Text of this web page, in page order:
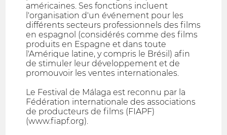
américaines. Ses fonctions incluent
l'organisation d'un événement pour les
différents secteurs professionnels des films
en espagnol (considérés comme des films
produits en Espagne et dans toute
l'Amérique latine, y compris le Brésil) afin
de stimuler leur développement et de
promouvoir les ventes internationales.
Le Festival de Málaga est reconnu par la
Fédération internationale des associations
de producteurs de films (FIAPF)
(www.fiapf.org).